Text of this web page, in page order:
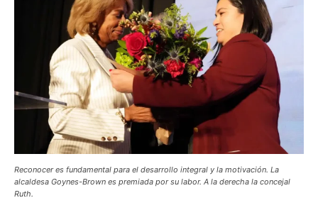
Reconocer es fundamental para el desarrollo integral y la motivación. La
alcaldesa Goynes-Brown es premiada por su labor. A la derecha la concejal
Ruth.